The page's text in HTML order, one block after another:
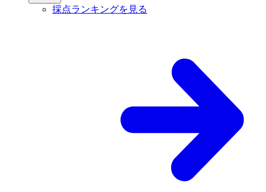
採点ランキングを見る